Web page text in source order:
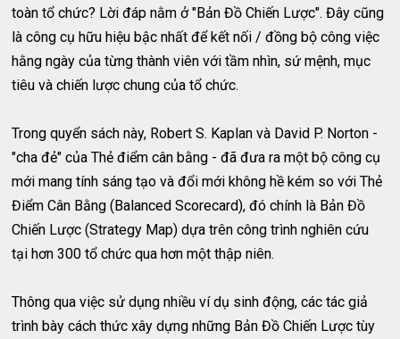
toàn tổ chức? Lời đáp nằm ở "Bản Đồ Chiến Lược". Đây cũng
là công cụ hữu hiệu bậc nhất để kết nối / đồng bộ công việc
hằng ngày của từng thành viên với tầm nhìn, sứ mệnh, mục
tiêu và chiến lược chung của tổ chức.
Trong quyển sách này, Robert S. Kaplan và David P. Norton -
"cha đẻ" của Thẻ điểm cân bằng - đã đưa ra một bộ công cụ
mới mang tính sáng tạo và đổi mới không hề kém so với Thẻ
Điểm Cân Bằng (Balanced Scorecard), đó chính là Bản Đồ
Chiến Lược (Strategy Map) dựa trên công trình nghiên cứu
tại hơn 300 tổ chức qua hơn một thập niên.
Thông qua việc sử dụng nhiều ví dụ sinh động, các tác giả
trình bày cách thức xây dựng những Bản Đồ Chiến Lược tùy